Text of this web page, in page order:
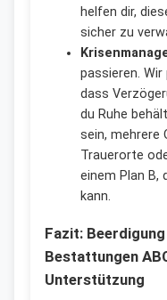
helfen dir,
sicher zu
passieren.
dass
du Ruhe
sein, mehrere
Trauerorte
einem Plan B,
kann.
Fazit:
Bestattungen
Unterstützung